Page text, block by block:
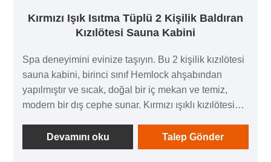
Kırmızı Işık Isıtma Tüplü 2 Kişilik Baldıran
Kızılötesi Sauna Kabini
Spa deneyimini evinize taşıyın. Bu 2 kişilik kızılötesi
sauna kabini, birinci sınıf Hemlock ahşabından
yapılmıştır ve sıcak, doğal bir iç mekan ve temiz,
modern bir dış cephe sunar. Kırmızı ışıklı kızılötesi
rahatlamayı, terleme rutinlerini ve egzersiz sonrası
toparlanmayı desteklemek için sabit, rahat bir
Devamını oku Talep Gönder